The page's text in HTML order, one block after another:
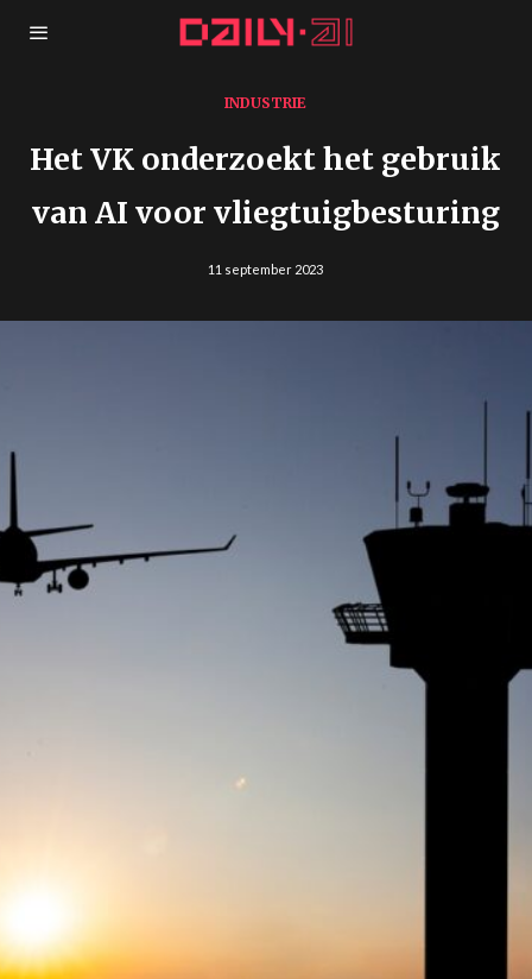
INDUSTRIE
Het VK onderzoekt het gebruik
van AI voor vliegtuigbesturing
11 september 2023